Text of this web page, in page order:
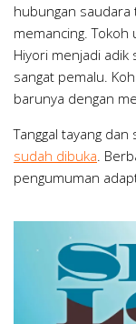
hubungan saudara
memancing. Tokoh
Hiyori menjadi adik
sangat pemalu.
barunya dengan
Tanggal tayang
sudah dibuka .
pengumuman